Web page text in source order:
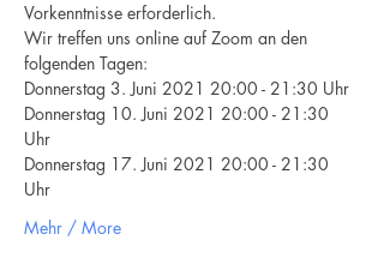
Vorkenntnisse erforderlich.
Wir treffen uns online auf Zoom an den
folgenden Tagen:
Donnerstag 3. Juni 2021 20:00 - 21:30 Uhr
Donnerstag 10. Juni 2021 20:00 - 21:30
Uhr
Donnerstag 17. Juni 2021 20:00 - 21:30
Uhr
Mehr / More